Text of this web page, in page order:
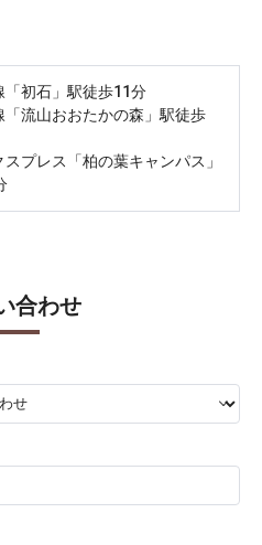
「初石」駅徒歩11分
「流山おおたかの森」駅徒歩
プレス「柏の葉キャンパス」
合わせ